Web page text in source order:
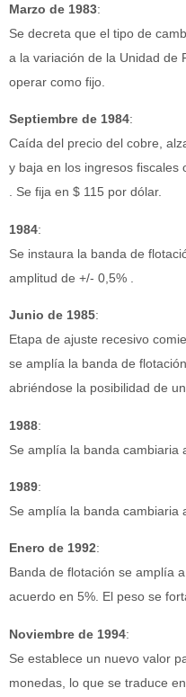
Marzo de 1983:
Se decreta que el tipo de
a la variación de la Unidad de
operar como fijo.
Septiembre de 1984:
Caída del precio del cobre,
y baja en los ingresos fiscales
. Se fija en $ 115 por dólar.
1984:
Se instaura la banda de
amplitud de +/- 0,5% .
Junio de 1985:
Etapa de ajuste recesivo
se amplía la banda de
abriéndose la posibilidad de
1988:
Se amplía la banda cambiaria
1989:
Se amplía la banda cambiaria
Enero de 1992:
Banda de flotación se amplía
acuerdo en 5%. El peso se
Noviembre de 1994:
Se establece un nuevo valor
monedas, lo que se traduce